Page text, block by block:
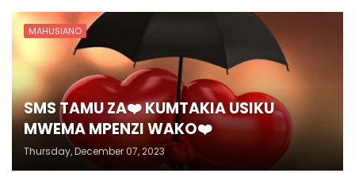
MAHUSIANO
SMS TAMU ZA❤️ KUMTAKIA USIKU
MWEMA MPENZI WAKO❤️
Thursday, December 07, 2023